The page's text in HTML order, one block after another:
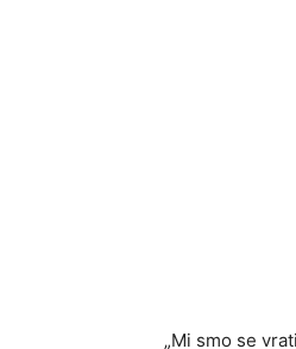
„Mi smo se